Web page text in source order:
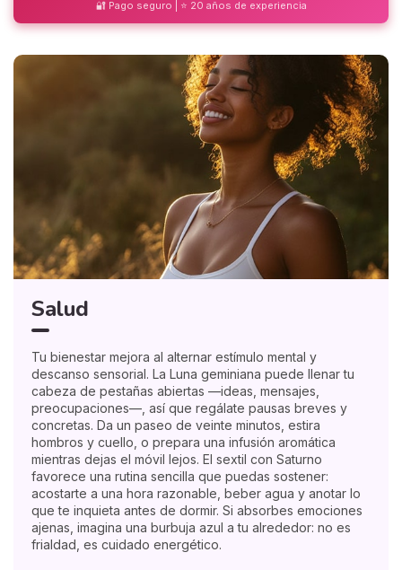
🔐 Pago seguro | ⭐ 20 años de experiencia
Salud
Tu bienestar mejora al alternar estímulo mental y
descanso sensorial. La Luna geminiana puede llenar tu
cabeza de pestañas abiertas —ideas, mensajes,
preocupaciones—, así que regálate pausas breves y
concretas. Da un paseo de veinte minutos, estira
hombros y cuello, o prepara una infusión aromática
mientras dejas el móvil lejos. El sextil con Saturno
favorece una rutina sencilla que puedas sostener:
acostarte a una hora razonable, beber agua y anotar lo
que te inquieta antes de dormir. Si absorbes emociones
ajenas, imagina una burbuja azul a tu alrededor: no es
frialdad, es cuidado energético.